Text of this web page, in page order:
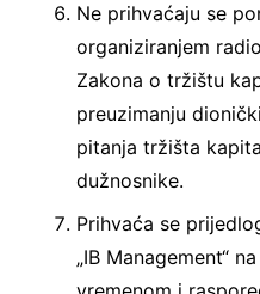
Ne prihvaćaju se
organiziranjem
Zakona o tržištu
preuzimanju
pitanja tržišta
dužnosnike.
Prihvaća se
„IB Management“